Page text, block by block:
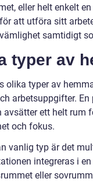
eller helt enkelt
att utföra sitt
samtidigt
typer av
olika typer av
arbetsuppgifter.
avsätter ett helt rum
och fokus.
vanlig typ är det
integreras i
eller